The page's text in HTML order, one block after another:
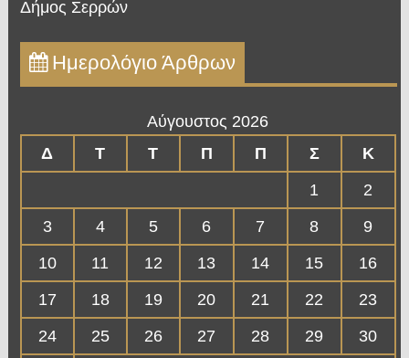
Δήμος Σερρών
Ημερολόγιο Άρθρων
Αύγουστος 2026
Δ
Τ Τ Π Π Σ
Κ
1
2
3
4 5 6 7 8
9
10
11 12 13 14 15
16
17
18 19 20 21 22
23
24
25 26 27 28 29
30